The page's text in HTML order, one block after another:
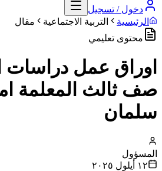
دخول / تسجيل
الرئيسية
التربية الاجتماعية
مقال
محتوى تعليمي
اوراق عمل دراسات
صف ثالث المعلمة
سلمان
المسؤول
١٢ أيلول ٢٠٢٥